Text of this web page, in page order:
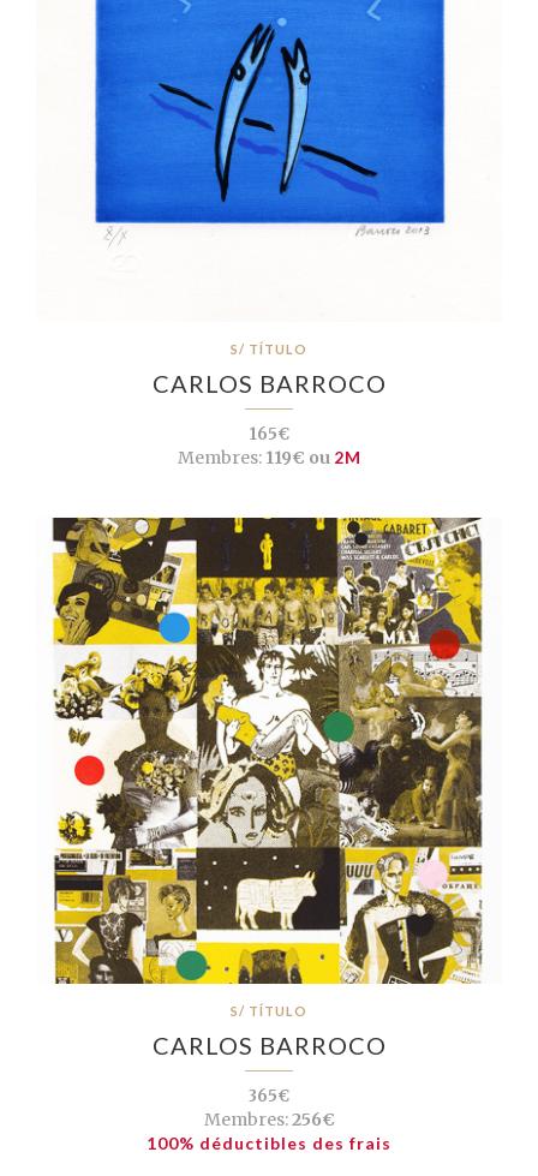
S/ TÍTULO
CARLOS BARROCO
165€
Membres:119€ ou 2M
S/ TÍTULO
CARLOS BARROCO
365€
Membres:256€
100% déductibles des frais